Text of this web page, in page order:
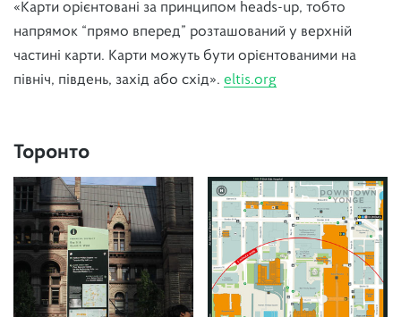
«Карти орієнтовані за принципом heads-up, тобто
напрямок “прямо вперед” розташований у верхній
частині карти. Карти можуть бути орієнтованими на
північ, південь, захід або схід». eltis.org
Торонто